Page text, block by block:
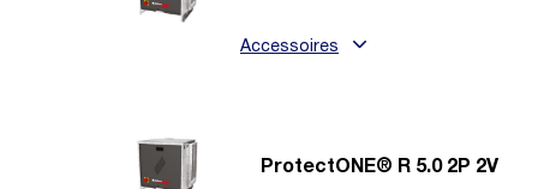
Accessoires
ProtectONE® R 5.0 2P 2V